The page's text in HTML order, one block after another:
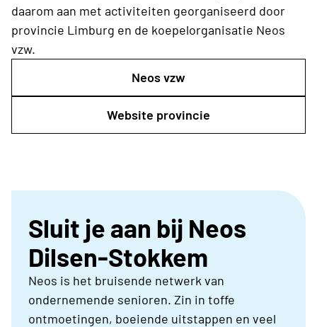
daarom aan met activiteiten georganiseerd door
provincie Limburg en de koepelorganisatie Neos
vzw.
Neos vzw
Website provincie
Sluit je aan bij Neos
Dilsen-Stokkem
Neos is het bruisende netwerk van
ondernemende senioren. Zin in toffe
ontmoetingen, boeiende uitstappen en veel